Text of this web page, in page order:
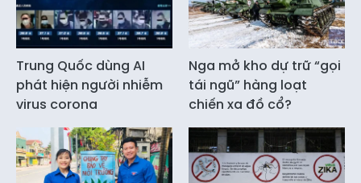
Trung Quốc dùng AI
phát hiện người nhiễm
virus corona
Nga mở kho dự trữ “gọi
tái ngũ” hàng loạt
chiến xa đồ cổ?